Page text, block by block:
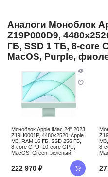
Аналоги Моноблок
Z19P000D9,
ГБ, SSD 1 ТБ, 8-core
MacOS, Purple,
Моноблок Apple iMac 24" 2023
Z19H0001P, 4480x2520, Apple
M3, RAM 16 ГБ, SSD 256 ГБ,
8-core CPU, 10-core GPU,
MacOS, Green, зеленый
222 970 ₽
8-